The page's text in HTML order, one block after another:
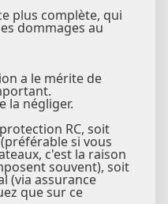
plus complète, qui
dommages au
a le mérite de
la négliger.
RC, soit
si vous
c'est la raison
souvent), soit
(via assurance
que sur ce